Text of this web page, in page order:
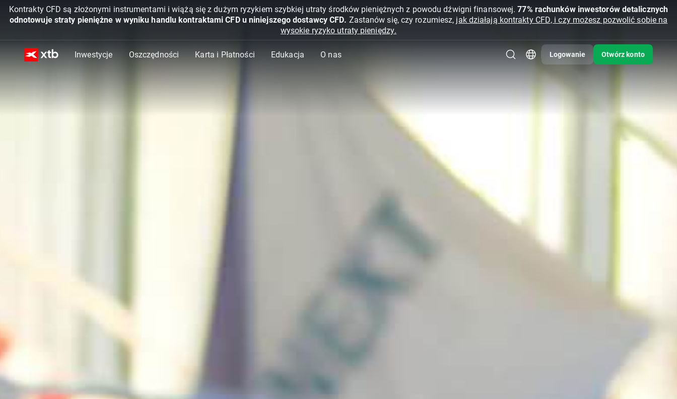
Kontrakty CFD są złożonymi instrumentami i wiążą się z dużym ryzykiem szybkiej utraty środków pieniężnych z powodu dźwigni finansowej.77% rachunków inwestorów detalicznych
odnotowuje straty pieniężne w wyniku handlu kontraktami CFD u niniejszego dostawcy CFD. Zastanów się, czy rozumiesz, jak działają kontrakty CFD, i czy możesz pozwolić sobie na
wysokie ryzyko utraty pieniędzy.
Inwestycje Oszczędności Karta i Płatności Edukacja O nas Logowanie Otwórz konto